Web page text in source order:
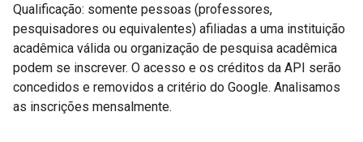
Qualificação: somente pessoas (professores,
pesquisadores ou equivalentes) afiliadas a uma instituição
acadêmica válida ou organização de pesquisa acadêmica
podem se inscrever. O acesso e os créditos da API serão
concedidos e removidos a critério do Google. Analisamos
as inscrições mensalmente.